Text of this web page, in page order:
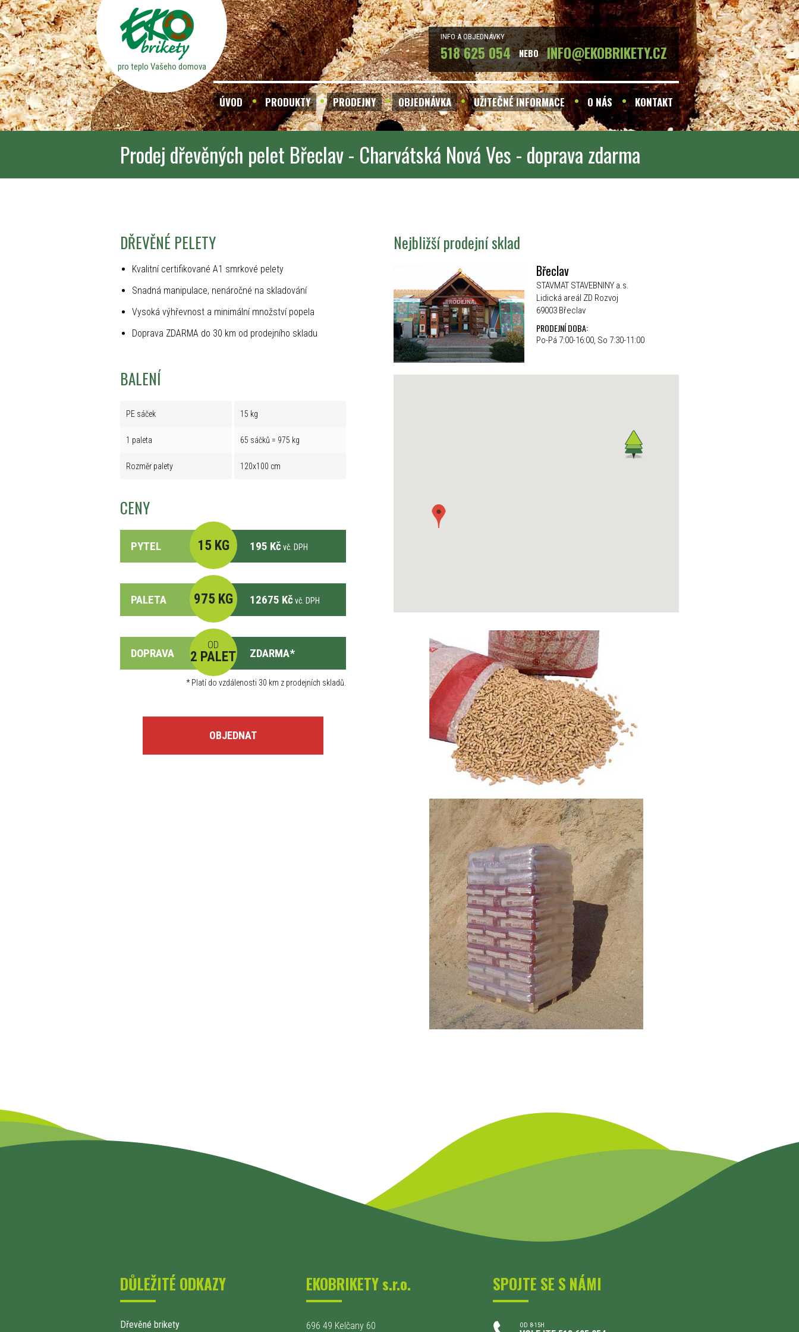
pro teplo Vašeho domova
INFO A OBJEDNÁVKY
518 625 054 NEBO INFO@EKOBRIKETY.CZ
ÚVOD PRODUKTY PRODEJNY OBJEDNÁVKA UŽITEČNÉ INFORMACE O NÁS KONTAKT
Prodej dřevěných pelet Břeclav - Charvátská Nová Ves - doprava zdarma
DŘEVĚNÉ PELETY
Kvalitní certifikované A1 smrkové pelety
Snadná manipulace, nenáročné na skladování
Vysoká výhřevnost a minimální množství popela
Doprava ZDARMA do 30 km od prodejního skladu
BALENÍ
PE sáček 15 kg
1 paleta 65 sáčků = 975 kg
Rozměr palety 120x100 cm
CENY
PYTEL 15 KG 195 Kč vč. DPH
PALETA 975 KG 12675 Kč vč. DPH
DOPRAVA
OD
2 PALET ZDARMA*
*Platí do vzdálenosti 30 km z prodejních skladů.
OBJEDNAT
Nejbližší prodejní sklad
Břeclav
STAVMAT STAVEBNINY a.s.
Lidická areál ZD Rozvoj
69003 Břeclav
PRODEJNÍ DOBA:
Po-Pá 7:00-16:00, So 7:30-11:00
DŮLEŽITÉ ODKAZY
Dřevěné brikety
EKOBRIKETY s.r.o.
696 49 Kelčany 60
SPOJTE SE S NÁMI
OD 8-15H